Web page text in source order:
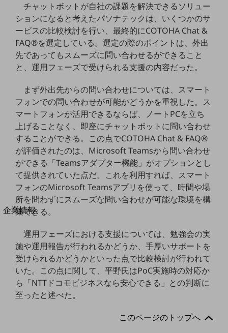
地域産業
その他の業界はこちら
ゲーム感覚で見つける
ビジネスお悩み診断
NTTドコモビジネス
モバイル・ICTサービスをオンラインで
相談・申し込みができるバーチャルショップ
法人向けモバイルトップ
はじめての方へ
サービス・商品を探す
新規会員登録/ログインはこちら
100回線以上のお問い合わせ・お見積りはこちら
別ウィンドウで開きます
企業情報
会社案内
会社案内TOP
社長からのご挨拶
チャットボットが自社の課題を解決できるソリュー
ションになると考えたパソナテックは、いくつかのサ
ービスの比較検討を行い、最終的にCOTOHA Chat &
FAQ®を選定している。選定の際のポイントは、外出
先であってもスムーズに問い合わせるができること
と、運用フェーズで受けられる支援の内容だった。
まず外出先からの問い合わせについては、スマート
フォンでの問い合わせが可能かどうかを重視した。ス
マートフォンが活用できるならば、ノートPCを立ち
上げることなく、即座にチャットボットに問い合わせ
することができる。この点でCOTOHA Chat & FAQ®
が評価されたのは、Microsoft Teamsから問い合わせ
ができる「Teamsアダプター機能」がオプションとし
て提供されていた点だ。これを利用すれば、スマート
フォンのMicrosoft Teamsアプリを使って、時間や場
所を問わずにスムーズな問い合わせが可能な環境を構
築できる。
運用フェーズにおける支援については、勉強会の実
施や運用報告が行われるかどうか、手厚いサポートを
受けられるかどうかといった点で比較検討が行われて
いた。この点に関して、平野氏はPoC実施時の対応か
ら「NTTドコモビジネスなら安心できる」との判断に
至ったと述べた。
このページのトップへ